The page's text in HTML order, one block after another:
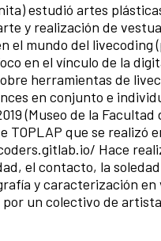
estudió artes
y realización de
el mundo del
en el vínculo de la
herramientas de
en conjunto e
(Museo de la
TOPLAP que se realizó
Hace
el contacto, la
y caracterización
un colectivo de